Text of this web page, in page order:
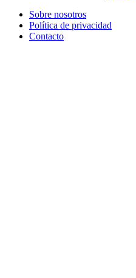
Sobre nosotros
Política de privacidad
Contacto